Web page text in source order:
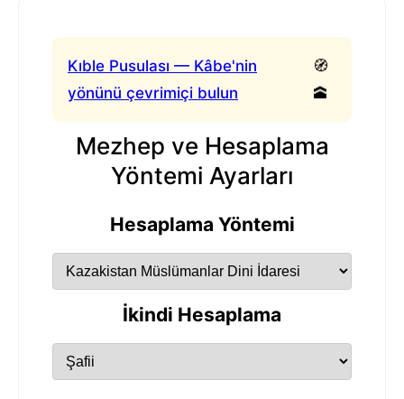
Kıble Pusulası — Kâbe'nin
yönünü çevrimiçi bulun
🧭
🕋
Mezhep ve Hesaplama
Yöntemi Ayarları
Hesaplama Yöntemi
İkindi Hesaplama